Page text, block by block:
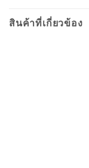
สินค้าที่เกี่ยวข้อง